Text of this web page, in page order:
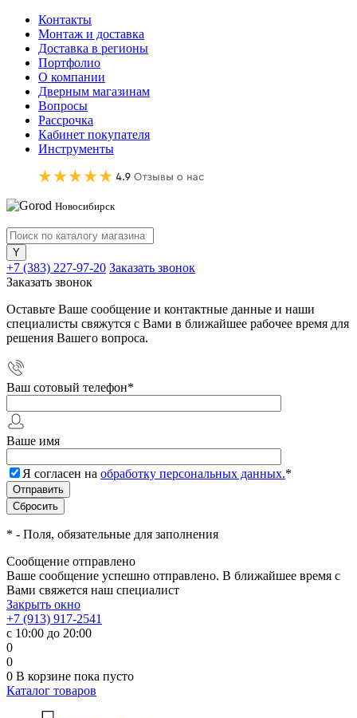
Контакты
Монтаж и доставка
Доставка в регионы
Портфолио
О компании
Дверным магазинам
Вопросы
Рассрочка
Кабинет покупателя
Инструменты
Новосибирск
+7 (383) 227-97-20 Заказать звонок
Заказать звонок
Оставьте Ваше сообщение и контактные данные и наши
специалисты свяжутся с Вами в ближайшее рабочее время для
решения Вашего вопроса.
Ваш сотовый телефон*
Ваше имя
Я согласен на обработку персональных данных.*
* - Поля, обязательные для заполнения
Сообщение отправлено
Ваше сообщение успешно отправлено. В ближайшее время с
Вами свяжется наш специалист
Закрыть окно
+7 (913) 917-2541
с 10:00 до 20:00
0
0
0 В корзине пока пусто
Каталог товаров